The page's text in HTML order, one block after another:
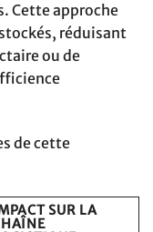
Cette approche
réduisant
ou de
de cette
SUR LA